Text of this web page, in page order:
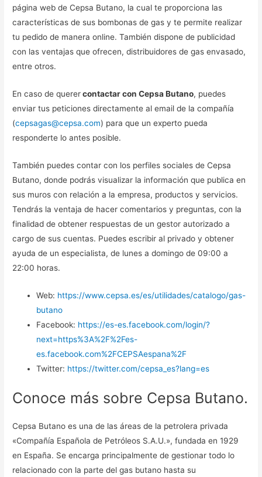
página web de Cepsa Butano, la cual te proporciona las
características de sus bombonas de gas y te permite realizar
tu pedido de manera online. También dispone de publicidad
con las ventajas que ofrecen, distribuidores de gas envasado,
entre otros.
En caso de querercontactar con Cepsa Butano, puedes
enviar tus peticiones directamente al email de la compañía
(cepsagas@cepsa.com) para que un experto pueda
responderte lo antes posible.
También puedes contar con los perfiles sociales de Cepsa
Butano, donde podrás visualizar la información que publica en
sus muros con relación a la empresa, productos y servicios.
Tendrás la ventaja de hacer comentarios y preguntas, con la
finalidad de obtener respuestas de un gestor autorizado a
cargo de sus cuentas. Puedes escribir al privado y obtener
ayuda de un especialista, de lunes a domingo de 09:00 a
22:00 horas.
Web: https://www.cepsa.es/es/utilidades/catalogo/gas-
butano
Facebook: https://es-es.facebook.com/login/?
next=https%3A%2F%2Fes-
es.facebook.com%2FCEPSAespana%2F
Twitter: https://twitter.com/cepsa_es?lang=es
Conoce más sobre Cepsa Butano.
Cepsa Butano es una de las áreas de la petrolera privada
«Compañía Española de Petróleos S.A.U.», fundada en 1929
en España. Se encarga principalmente de gestionar todo lo
relacionado con la parte del gas butano hasta su